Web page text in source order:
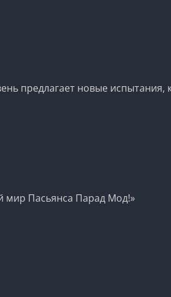
предлагает новые испытания,
мир Пасьянса Парад Мод!»